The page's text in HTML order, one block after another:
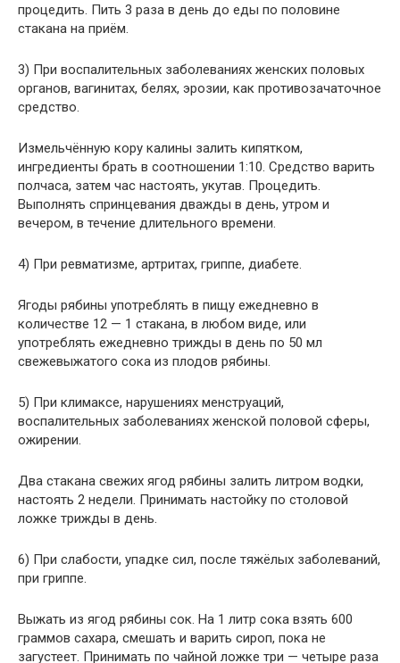
процедить. Пить 3 раза в день до еды по половине
стакана на приём.
3) При воспалительных заболеваниях женских половых
органов, вагинитах, белях, эрозии, как противозачаточное
средство.
Измельчённую кору калины залить кипятком,
ингредиенты брать в соотношении 1:10. Средство варить
полчаса, затем час настоять, укутав. Процедить.
Выполнять спринцевания дважды в день, утром и
вечером, в течение длительного времени.
4) При ревматизме, артритах, гриппе, диабете.
Ягоды рябины употреблять в пищу ежедневно в
количестве 12 — 1 стакана, в любом виде, или
употреблять ежедневно трижды в день по 50 мл
свежевыжатого сока из плодов рябины.
5) При климаксе, нарушениях менструаций,
воспалительных заболеваниях женской половой сферы,
ожирении.
Два стакана свежих ягод рябины залить литром водки,
настоять 2 недели. Принимать настойку по столовой
ложке трижды в день.
6) При слабости, упадке сил, после тяжёлых заболеваний,
при гриппе.
Выжать из ягод рябины сок. На 1 литр сока взять 600
граммов сахара, смешать и варить сироп, пока не
загустеет. Принимать по чайной ложке три — четыре раза